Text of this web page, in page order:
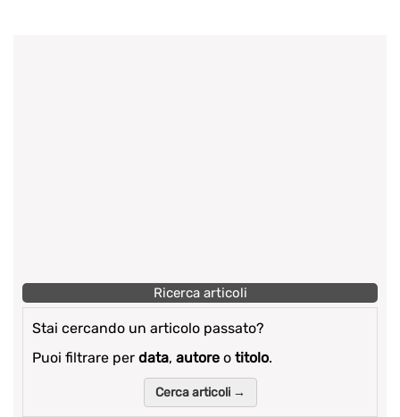
Ricerca articoli
Stai cercando un articolo passato?
Puoi filtrare per data, autore o titolo.
Cerca articoli →